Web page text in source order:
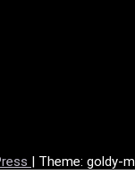
Theme: goldy-